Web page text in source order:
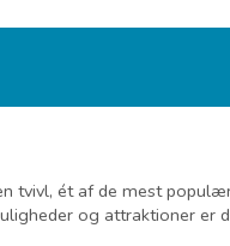
tvivl, ét af de mest
og attraktioner er